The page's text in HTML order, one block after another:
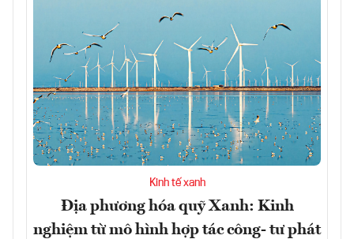
Kinh tế xanh
Địa phương hóa quỹ Xanh: Kinh
nghiệm từ mô hình hợp tác công- tư phát